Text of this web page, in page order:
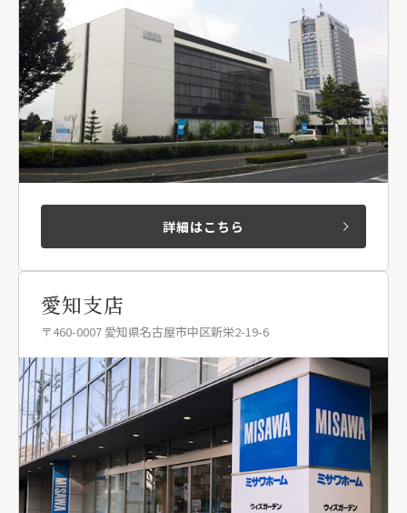
詳細はこちら
愛知支店
〒460-0007 愛知県名古屋市中区新栄2-19-6